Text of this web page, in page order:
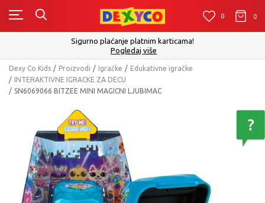
0 0
Sigurno plaćanje platnim karticama!
Pogledaj više
Dexy Co Kids Proizvodi Igračke
Edukativne igračke
INTERAKTIVNE IGRACKE ZA DECU
SN6069066 BITZEE MINI MAGICNI LJUBIMAC